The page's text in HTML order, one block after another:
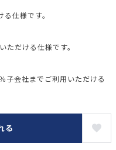
仕様です。
だける仕様です。
会社までご利用いただける
る